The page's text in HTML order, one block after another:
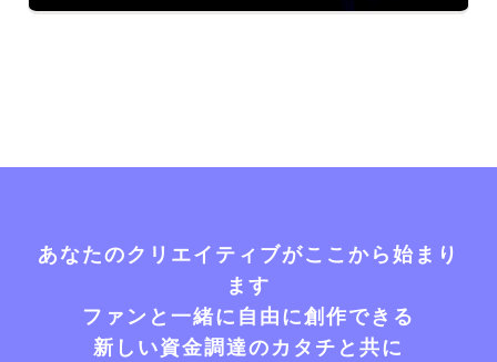
あなたのクリエイティブがここから始まり
ます
ファンと一緒に自由に創作できる
新しい資金調達のカタチと共に